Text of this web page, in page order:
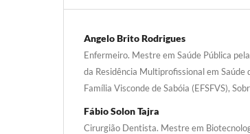
Angelo Brito Rodrigues
Enfermeiro. Mestre em Saúde Pública
da Residência Multiprofissional em Saúde
Família Visconde de Sabóia (EFSFVS),
Fábio Solon Tajra
Cirurgião Dentista. Mestre em